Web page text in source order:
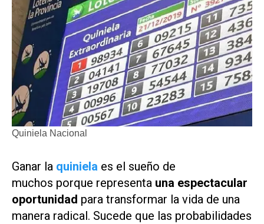
Quiniela Nacional
Ganar la quiniela es el sueño de
muchos porque representa una espectacular
oportunidad para transformar la vida de una
manera radical. Sucede que las probabilidades